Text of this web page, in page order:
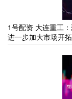
1号配资 大连重工
进一步加大市场开